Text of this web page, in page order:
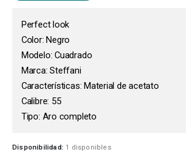
Perfect look
Color: Negro
Modelo: Cuadrado
Marca: Steffani
Características: Material de acetato
Calibre: 55
Tipo: Aro completo
Disponibilidad: 1 disponibles